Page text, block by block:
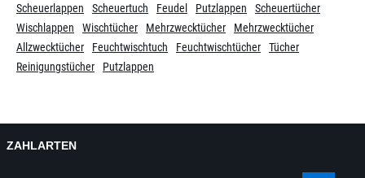
Scheuerlappen Scheuertuch Feudel Putzlappen
Scheuertücher
Wischlappen
Wischtücher Mehrzwecktücher
Mehrzwecktücher
Allzwecktücher
Feuchtwischtuch Feuchtwischtücher
Tücher
Reinigungstücher
Putzlappen
ZAHLARTEN